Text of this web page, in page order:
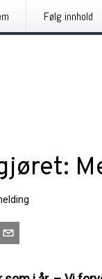
Følg innhold